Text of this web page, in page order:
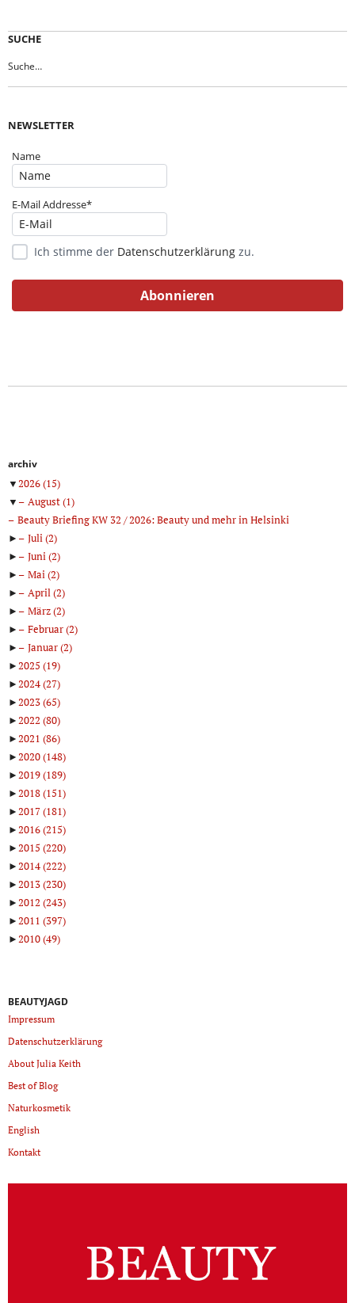
SUCHE
NEWSLETTER
Name
E-Mail Addresse*
Ich stimme der Datenschutzerklärung zu.
archiv
▼2026(15)
▼
August(1)
Beauty Briefing KW 32 / 2026: Beauty und mehr in Helsinki
►
Juli(2)
►
Juni(2)
►
Mai(2)
►
April(2)
►
März(2)
►
Februar(2)
►
Januar(2)
►2025 (19)
►2024(27)
►2023(65)
►2022 (80)
►2021 (86)
►2020(148)
►2019(189)
►2018(151)
►2017(181)
►2016(215)
►2015 (220)
►2014(222)
►2013(230)
►2012 (243)
►2011 (397)
►2010(49)
BEAUTYJAGD
Impressum
Datenschutzerklärung
About Julia Keith
Best of Blog
Naturkosmetik
English
Kontakt